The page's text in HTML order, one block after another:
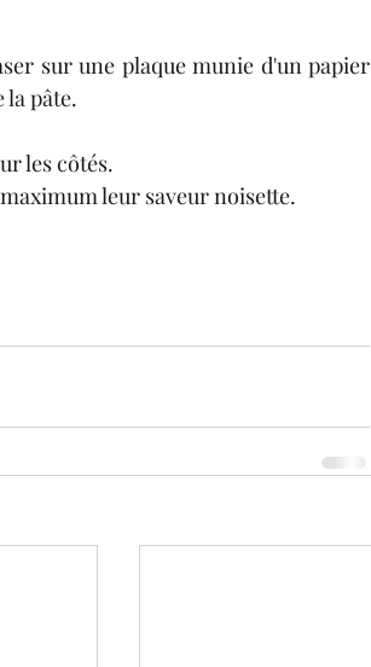
sur une plaque munie d'un papier
pâte.
les côtés.
leur saveur noisette.